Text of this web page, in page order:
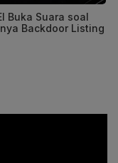
Buka Suara soal
Backdoor Listing